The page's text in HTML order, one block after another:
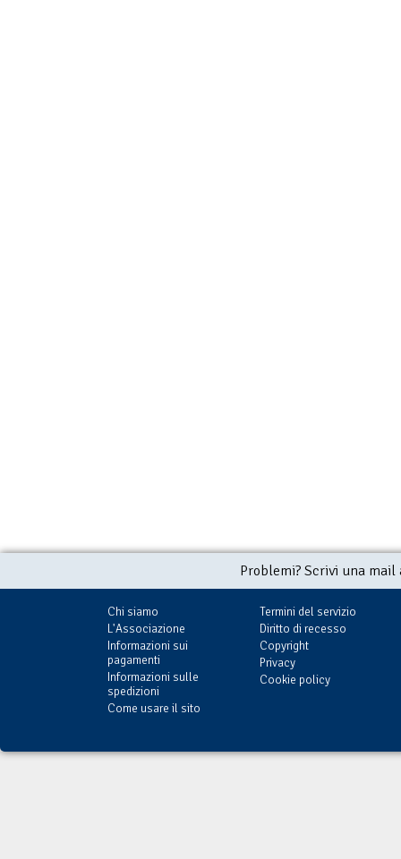
Problemi? Scrivi una
Chi siamo
L'Associazione
Informazioni sui
pagamenti
Informazioni sulle
spedizioni
Come usare il sito
Termini del servizio
Diritto di recesso
Copyright
Privacy
Cookie policy